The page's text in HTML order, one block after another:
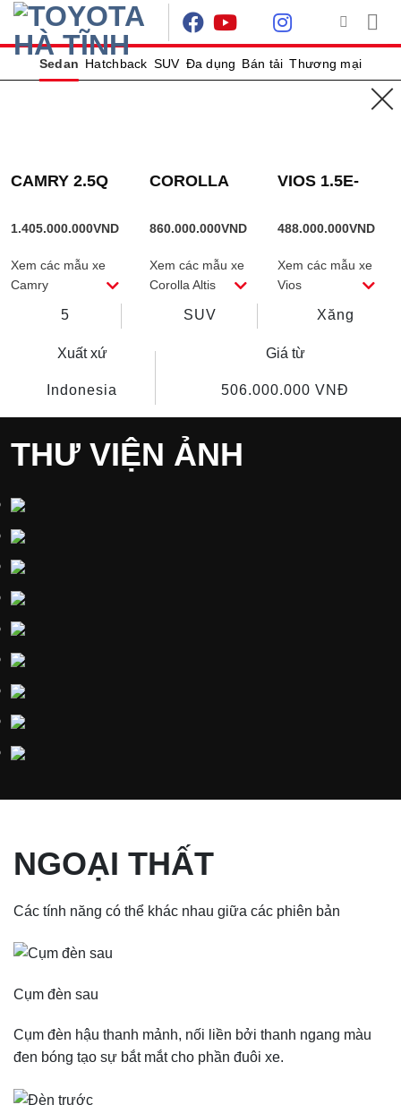
Skip
content
Sedan Hatchback SUV Đa dụng Bán tải Thương mại
CAMRY 2.5Q
1.405.000.000VND
Xem các mẫu xe
Camry
COROLLA
1.8HEV
860.000.000VND
Xem các mẫu xe
Corolla Altis
VIOS 1.5E-
488.000.000VND
Xem các mẫu xe
Vios
RAIZE 2 MÀU
5
Kiểu dáng
SUV Xăng
Xuất xứ
Indonesia
Giá từ
506.000.000VNĐ
THƯ VIỆN ẢNH
NGOẠI THẤT
Các tính năng có thể khác nhau giữa các phiên bản
Cụm đèn sau
Cụm đèn hậu thanh mảnh, nối liền bởi thanh ngang màu
đen bóng tạo sự bắt mắt cho phần đuôi xe.